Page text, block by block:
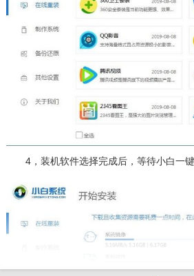
4，装机软件选择完成后，等待小白一